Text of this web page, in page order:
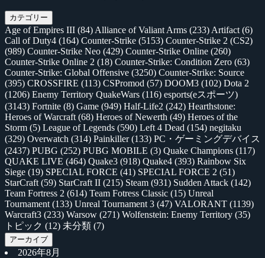
カテゴリー
Age of Empires III (84) Alliance of Valiant Arms (233) Artifact (6)
Call of Duty4 (164) Counter-Strike (5153) Counter-Strike 2 (CS2)
(989) Counter-Strike Neo (429) Counter-Strike Online (260)
Counter-Strike Online 2 (18) Counter-Strike: Condition Zero (63)
Counter-Strike: Global Offensive (3250) Counter-Strike: Source
(395) CROSSFIRE (113) CSPromod (57) DOOM3 (102) Dota 2
(1206) Enemy Territory QuakeWars (116) esports(eスポーツ)
(3143) Fortnite (8) Game (949) Half-Life2 (242) Hearthstone:
Heroes of Warcraft (68) Heroes of Newerth (49) Heroes of the
Storm (5) League of Legends (590) Left 4 Dead (154) negitaku
(329) Overwatch (314) Painkiller(133) PC・ゲーミングデバイス
(2437) PUBG (252) PUBG MOBILE (3) Quake Champions (117)
QUAKE LIVE (464) Quake3 (918) Quake4 (393) Rainbow Six
Siege (19) SPECIAL FORCE (41) SPECIAL FORCE 2 (51)
StarCraft (59) StarCraft II (215) Steam (931) Sudden Attack (142)
Team Fortress 2 (614) Team Fotress Classic (15) Unreal
Tournament (133) Unreal Tournament 3 (47) VALORANT (1139)
Warcraft3 (233) Warsow (271) Wolfenstein: Enemy Territory (35)
トピック (12) 未分類 (7)
アーカイブ
2026年8月